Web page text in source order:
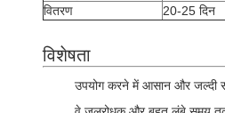
वितरण
20-25 दिन
विशेषता
उपयोग करने में आसान और जल्दी